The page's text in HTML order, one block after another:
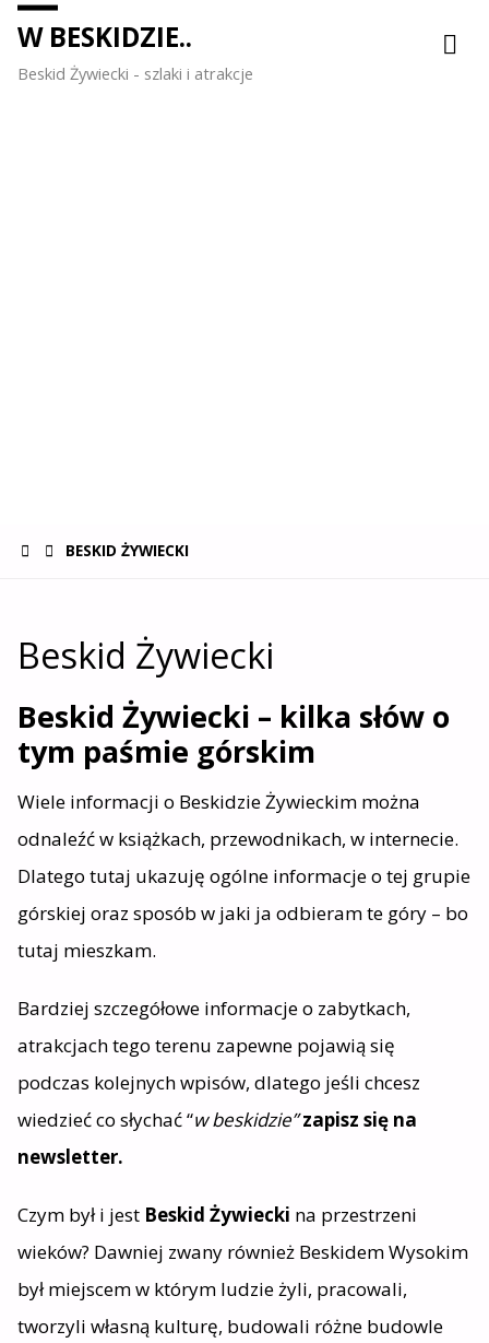
W BESKIDZIE..
Beskid Żywiecki - szlaki i atrakcje
STRONA
BESKID ŻYWIECKI
Beskid Żywiecki
Beskid Żywiecki – kilka słów o
tym paśmie górskim
Wiele informacji o Beskidzie Żywieckim można
odnaleźć w książkach, przewodnikach, w internecie.
Dlatego tutaj ukazuję ogólne informacje o tej grupie
górskiej oraz sposób w jaki ja odbieram te góry – bo
tutaj mieszkam.
Bardziej szczegółowe informacje o zabytkach,
atrakcjach tego terenu zapewne pojawią się
podczas kolejnych wpisów, dlatego jeśli chcesz
wiedzieć co słychać “w beskidzie” zapisz się na
newsletter.
Czym był i jest Beskid Żywiecki na przestrzeni
wieków? Dawniej zwany również Beskidem Wysokim
był miejscem w którym ludzie żyli, pracowali,
tworzyli własną kulturę, budowali różne budowle